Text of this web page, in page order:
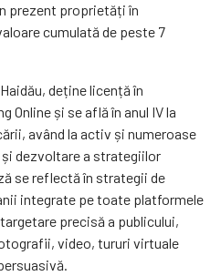
prezent proprietăți în
cumulată de peste 7
deține licență în
Online și se află în anul IV la
având la activ și numeroase
dezvoltare a strategiilor
se reflectă în strategii de
integrate pe toate platformele
precisă a publicului,
video, tururi virtuale